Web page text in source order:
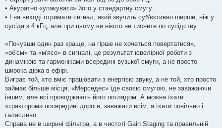
• Акуратно «упакувати» його у стандартну смугу.
• І на виході отримати сигнал, який звучить суб'єктивно ширше, ніж у
сусіда з 4 кГц, але при цьому ви нікого не тиснете по сусідству.
«Почувши один раз краще, на гірше не хочеться повертатися»,
«об'єм» та «м'ясо» в сигналі, це результат ювелірної роботи з
динамікою та гармоніками всередині вузької смуги, а не просто
широка дірка в ефірі.
Виграє той, хто вміє працювати з енергією звуку, а не той, хто просто
займає більше місця, «Мерседес» їде своєю смугою, не заважаючи
іншим, але всі проводжають його поглядом. А можна їхати
«трактором» посередині дороги, заважати всім, а їхати повільно і
галасливо.
Справа не в ширині фільтра, а в чистоті Gain Staging та правильній